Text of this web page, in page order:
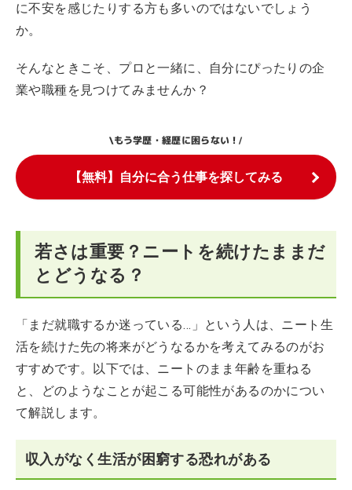
に不安を感じたりする方も多いのではないでしょう
か。
そんなときこそ、プロと一緒に、自分にぴったりの企
業や職種を見つけてみませんか？
\もう学歴・経歴に困らない！/
【無料】自分に合う仕事を探してみる
若さは重要？ニートを続けたままだ
とどうなる？
「まだ就職するか迷っている…」という人は、ニート生
活を続けた先の将来がどうなるかを考えてみるのがお
すすめです。以下では、ニートのまま年齢を重ねる
と、どのようなことが起こる可能性があるのかについ
て解説します。
収入がなく生活が困窮する恐れがある